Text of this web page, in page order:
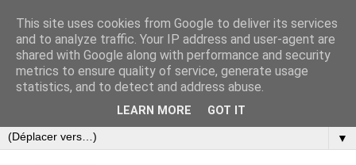
▼
This site uses cookies from Google to deliver its services
and to analyze traffic. Your IP address and user-agent are
shared with Google along with performance and security
metrics to ensure quality of service, generate usage
statistics, and to detect and address abuse.
LEARN MORE GOT IT